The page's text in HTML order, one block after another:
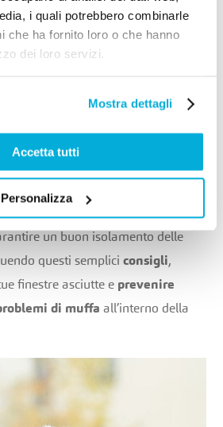
i quali potrebbero combinarle
che ha fornito loro o che hanno
dei loro servizi.
Mostra dettagli
Accetta tutti
Personalizza
un ambiente domestico più
condensa previene danni alle
la ventilazione, controllare
un buon isolamento delle
questi sempliciconsigli,
finestre asciutte e prevenire
di muffa all’interno della